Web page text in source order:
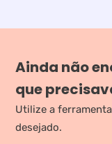
Ainda não
que
Utilize a
desejado.